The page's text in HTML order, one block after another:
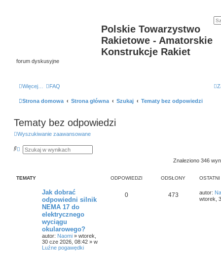
Polskie Towarzystwo
Rakietowe - Amatorskie
Konstrukcje Rakiet
forum dyskusyjne
Więcej… FAQ
Strona domowa Strona główna Szukaj Tematy bez odpowiedzi
Tematy bez odpowiedzi
Wyszukiwanie zaawansowane
S
j
W
k
Znaleziono 346
TEMATY ODPOWIEDZI ODSŁONY
Jak dobrać
odpowiedni silnik
NEMA 17 do
elektrycznego
wyciągu
okularowego?
autor: Naomi » wtorek,
30 cze 2026, 08:42 » w
Luźne pogawędki
0 473 autor:
wtorek,